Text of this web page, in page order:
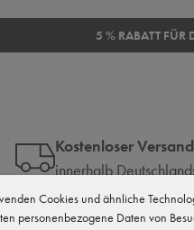
5 % RABATT FÜR
Kostenloser
innerhalb
Cookies und ähnliche
personenbezogene Daten von